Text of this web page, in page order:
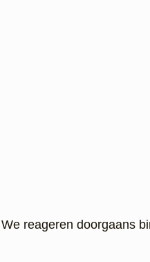
reageren doorgaans